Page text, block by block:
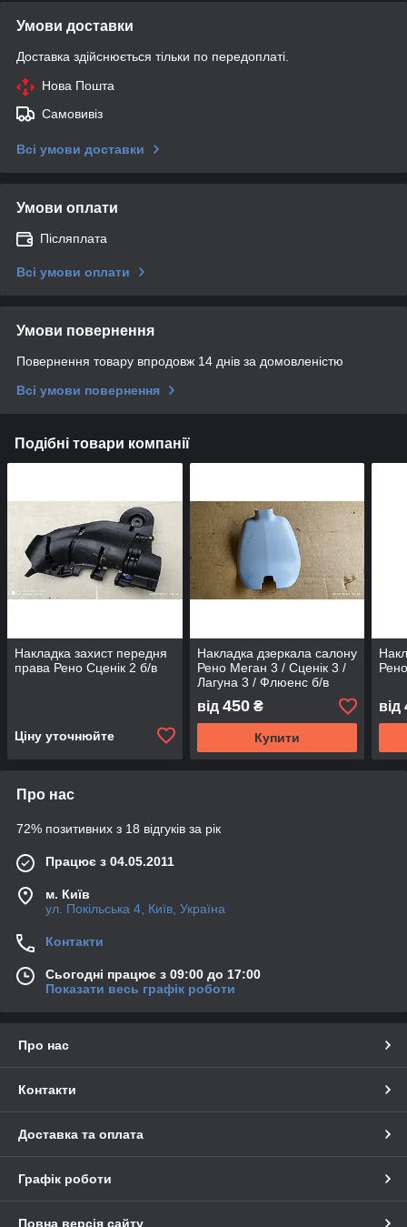
Умови доставки
Доставка здійснюється тільки по передоплаті.
Нова Пошта
Самовивіз
Всі умови доставки
Умови оплати
Післяплата
Всі умови оплати
Умови повернення
Повернення товару впродовж 14 днів за домовленістю
Всі умови повернення
Подібні товари компанії
Накладка захист передня
права Рено Сценік 2 б/в
Ціну уточнюйте
Накладка дзеркала салону
Рено Меган 3 / Сценік 3 /
Лагуна 3 / Флюенс б/в
від 450₴
Купити
від
Про нас
72% позитивних з 18 відгуків за рік
Працює з 04.05.2011
м. Київ
ул. Покільська 4, Київ, Україна
Контакти
Сьогодні працює з 09:00 до 17:00
Показати весь графік роботи
Про нас
Контакти
Доставка та оплата
Графік роботи
Повна версія сайту